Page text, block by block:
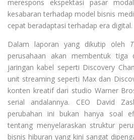
merespons ekspektasi pasar
kesabaran terhadap model bisnis
cepat beradaptasi terhadap era digital.
Dalam laporan yang dikutip oleh
perusahaan akan membentuk
jaringan kabel seperti Discovery
unit streaming seperti Max dan
konten kreatif dari studio Warner
serial andalannya. CEO David
perubahan ini bukan hanya soal
tentang menyelaraskan struktur
bisnis hiburan yang kini sangat